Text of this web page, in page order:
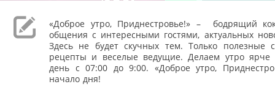
«Доброе утро, Приднестровье!» – бодрящий
общения с интересными гостями, актуальных
Здесь не будет скучных тем. Только полезные
рецепты и веселые ведущие. Делаем утро ярче
день с 07:00 до 9:00. «Доброе утро,
начало дня!